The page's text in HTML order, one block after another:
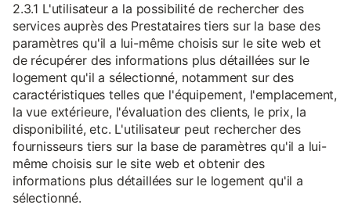
2.3.1 L'utilisateur a la possibilité de rechercher des
services auprès des Prestataires tiers sur la base des
paramètres qu'il a lui-même choisis sur le site web et
de récupérer des informations plus détaillées sur le
logement qu'il a sélectionné, notamment sur des
caractéristiques telles que l'équipement, l'emplacement,
la vue extérieure, l'évaluation des clients, le prix, la
disponibilité, etc. L'utilisateur peut rechercher des
fournisseurs tiers sur la base de paramètres qu'il a lui-
même choisis sur le site web et obtenir des
informations plus détaillées sur le logement qu'il a
sélectionné.